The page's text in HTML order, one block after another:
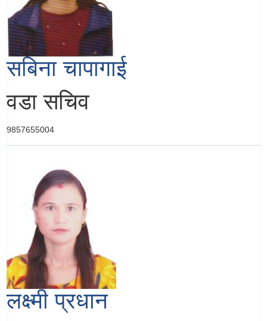
सबिना चापागाई
वडा सचिव
9857655004
लक्ष्मी प्रधान